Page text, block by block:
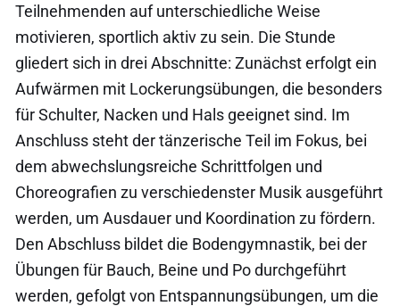
Teilnehmenden auf unterschiedliche Weise
motivieren, sportlich aktiv zu sein. Die Stunde
gliedert sich in drei Abschnitte: Zunächst erfolgt ein
Aufwärmen mit Lockerungsübungen, die besonders
für Schulter, Nacken und Hals geeignet sind. Im
Anschluss steht der tänzerische Teil im Fokus, bei
dem abwechslungsreiche Schrittfolgen und
Choreografien zu verschiedenster Musik ausgeführt
werden, um Ausdauer und Koordination zu fördern.
Den Abschluss bildet die Bodengymnastik, bei der
Übungen für Bauch, Beine und Po durchgeführt
werden, gefolgt von Entspannungsübungen, um die